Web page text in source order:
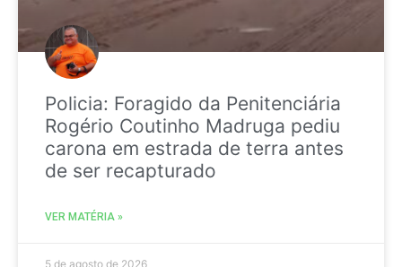
Policia: Foragido da Penitenciária
Rogério Coutinho Madruga pediu
carona em estrada de terra antes
de ser recapturado
VER MATÉRIA »
5 de agosto de 2026